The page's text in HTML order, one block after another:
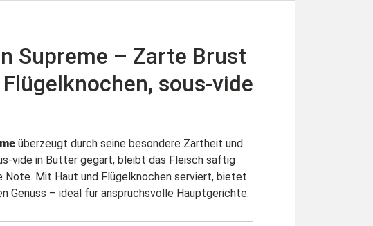
Supreme – Zarte Brust
sous-vide
überzeugt durch seine besondere Zartheit und
vide in Butter gegart, bleibt das Fleisch saftig
Note. Mit Haut und Flügelknochen serviert, bietet
Genuss – ideal für anspruchsvolle Hauptgerichte.